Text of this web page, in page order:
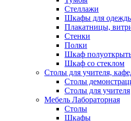
Стеллажи
Шкафы для
Плакатницы,
Стенки
Полки
Шкаф
Шкаф со стеклом
Столы для учителя,
Столы
Столы для учителя
Мебель Лабораторная
Столы
Шкафы